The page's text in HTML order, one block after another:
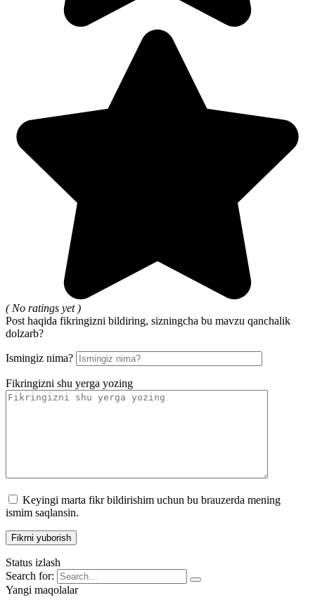
( No ratings yet )
Post haqida fikringizni bildiring, sizningcha bu mavzu qanchalik
dolzarb?
Ismingiz nima?
Fikringizni shu yerga yozing
Keyingi marta fikr bildirishim uchun bu brauzerda mening
ismim saqlansin.
Status izlash
Search for:
Yangi maqolalar